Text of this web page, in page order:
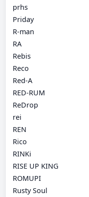
prhs
Priday
R-man
RA
Rebis
Reco
Red-A
RED-RUM
ReDrop
rei
REN
Rico
RINKi
RISE UP KING
ROMUPI
Rusty Soul